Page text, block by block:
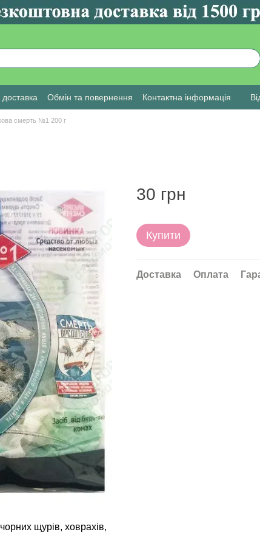
Обмін та повернення Контактна інформація
смерть №1 200 г
щурів, ховрахів,
30 грн
Купити
Доставка Оплата